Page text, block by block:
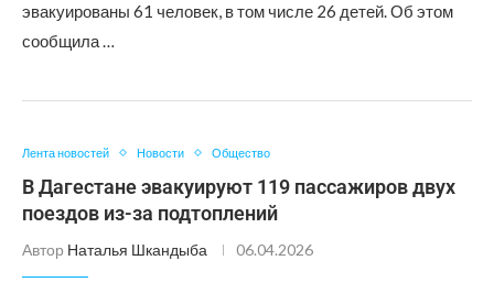
эвакуированы 61 человек, в том числе 26 детей. Об этом
сообщила …
Лента новостей Новости Общество
В Дагестане эвакуируют 119 пассажиров двух
поездов из-за подтоплений
Автор Наталья Шкандыба 06.04.2026